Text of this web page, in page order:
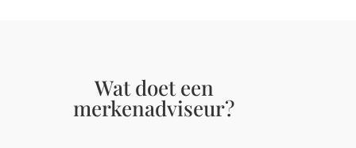
Wat doet een
merkenadviseur?